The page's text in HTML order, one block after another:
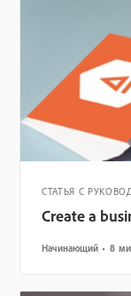
СТАТЬЯ С
Create a
Начинающий 8